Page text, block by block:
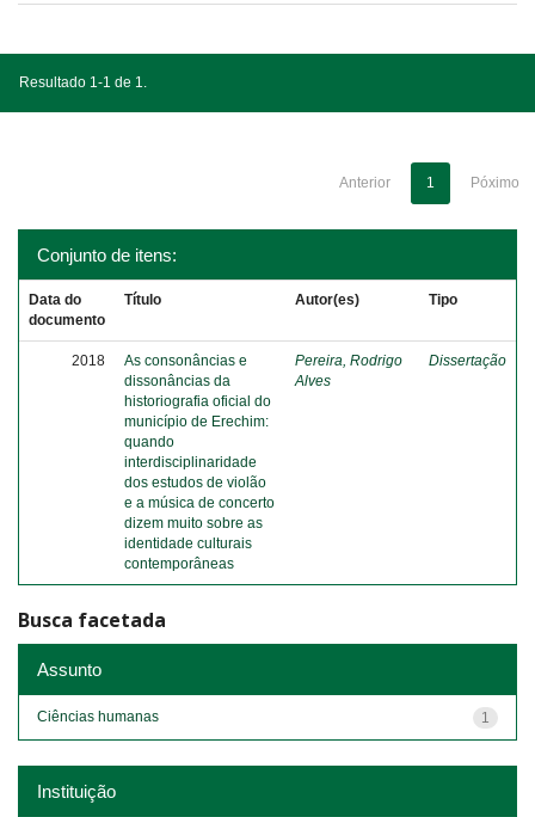
Resultado 1-1 de 1.
Anterior 1 Póximo
Conjunto de itens:
Data do
documento
Título Autor(es) Tipo
2018
As consonâncias e
dissonâncias da
historiografia oficial do
município de Erechim:
quando
interdisciplinaridade
dos estudos de violão
e a música de concerto
dizem muito sobre as
identidade culturais
contemporâneas
Pereira, Rodrigo
Alves
Dissertação
Busca facetada
Assunto
1
Ciências humanas
Instituição